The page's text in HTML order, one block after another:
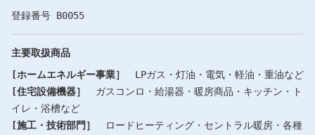
登録番号 B0055
主要取扱商品
[ホームエネルギー事業］
LPガス・灯油・電気・軽油・重油など
[住宅設備機器］
ガスコンロ・給湯器・暖房商品・キッチン・ト
イレ・浴槽など
[施工・技術部門］
ロードヒーティング・セントラル暖房・各種